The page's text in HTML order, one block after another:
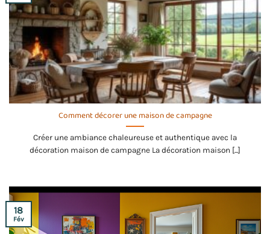
Comment décorer une maison de campagne
Créer une ambiance chaleureuse et authentique avec la
décoration maison de campagne La décoration maison [...]
18
Fév